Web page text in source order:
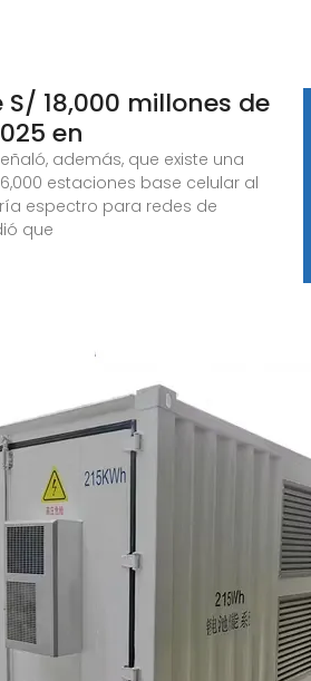
S/ 18,000 millones de
en
además, que existe una
estaciones base celular al
espectro para redes de
que